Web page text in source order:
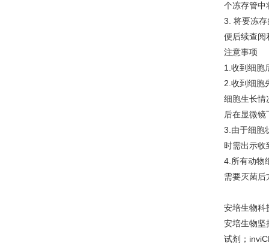
个冻存管中
3. 将要冻
便后续查阅
注意事项
1.收到细胞
2.收到细胞
细胞生长情
后在显微
3.由于细胞
时需出示收
4.所有动物
需要灭菌后
安培生物科
安培生物坚
试剂；